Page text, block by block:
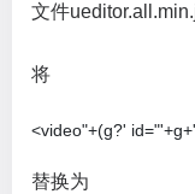
文件
将
<video"+(g?'
替换为